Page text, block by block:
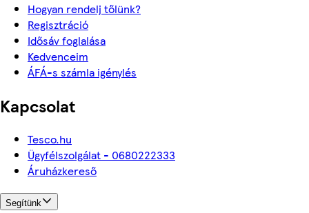
Hogyan rendelj tőlünk?
Regisztráció
Idősáv foglalása
Kedvenceim
ÁFÁ-s számla igénylés
Kapcsolat
Tesco.hu
Ügyfélszolgálat - 0680222333
Áruházkereső
Segítünk